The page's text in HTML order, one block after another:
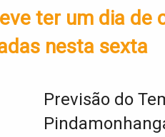
ter um dia de
nesta sexta
Previsão do